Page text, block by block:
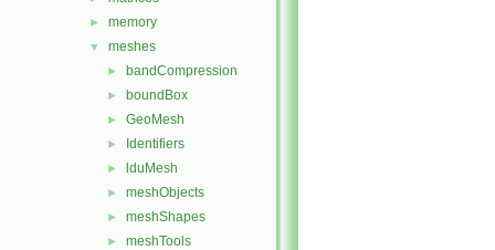
► memory
▼ meshes
► bandCompression
► boundBox
► GeoMesh
► Identifiers
► lduMesh
► meshObjects
► meshShapes
► meshTools